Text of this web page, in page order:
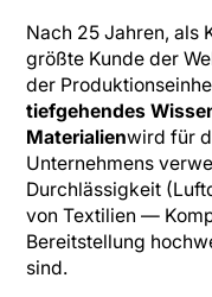
Nach 25 Jahren, als
größte Kunde der
der
tiefgehendes
Materialienwird für
Unternehmens
Durchlässigkeit
von Textilien —
Bereitstellung
sind.